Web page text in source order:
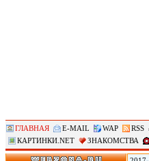
ГЛАВНАЯ E-MAIL WAP RSS
КАРТИНКИ.NET
ЗНАКОМСТВА